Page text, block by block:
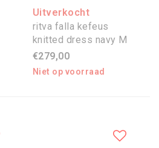
Uitverkocht
ritva falla kefeus
knitted dress navy M
€279,00
Niet op voorraad